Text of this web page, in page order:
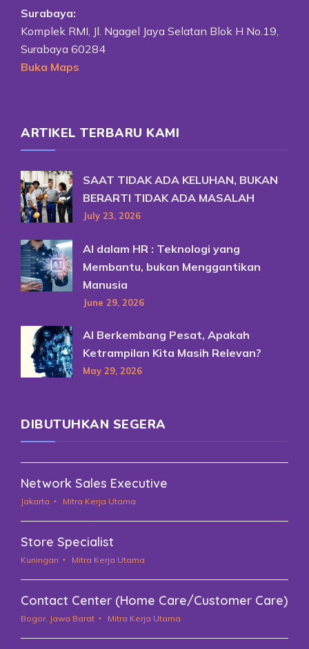
Surabaya:
Komplek RMI, Jl. Ngagel Jaya Selatan Blok H No.19,
Surabaya 60284
Buka Maps
ARTIKEL TERBARU KAMI
SAAT TIDAK ADA KELUHAN, BUKAN
BERARTI TIDAK ADA MASALAH
July 23, 2026
AI dalam HR : Teknologi yang
Membantu, bukan Menggantikan
Manusia
June 29, 2026
AI Berkembang Pesat, Apakah
Ketrampilan Kita Masih Relevan?
May 29, 2026
DIBUTUHKAN SEGERA
Network Sales Executive
Jakarta Mitra Kerja Utama
Store Specialist
Kuningan Mitra Kerja Utama
Contact Center (Home Care/Customer Care)
Bogor, Jawa Barat Mitra Kerja Utama